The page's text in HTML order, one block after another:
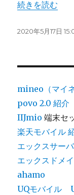
“【エックス
続きを読む
投
2020年5月17日
mineo（マイ
povo 2.0 紹介
IIJmio 端末セ
楽天モバイル
エックスサー
エックスドメ
ahamo
UQモバイル